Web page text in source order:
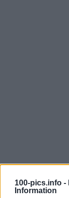
100-pics.info -
Information